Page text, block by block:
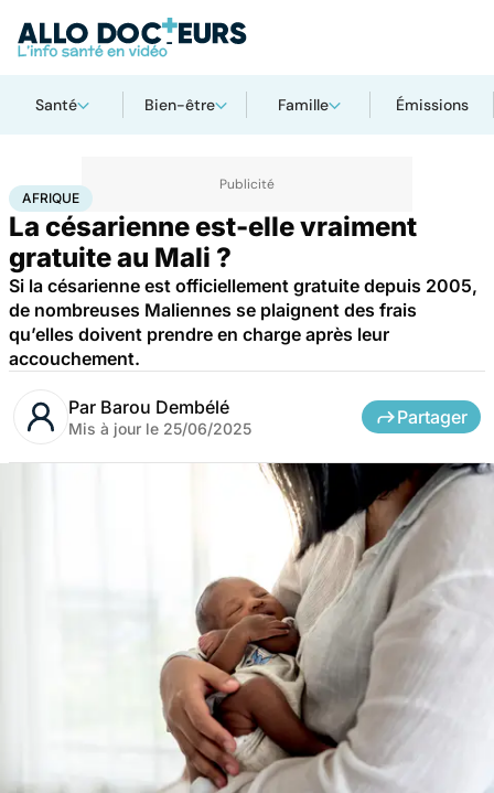
Santé Bien-être Famille Émissions
AccueilSanté
AFRIQUE
La césarienne est-elle vraiment
gratuite au Mali ?
Si la césarienne est officiellement gratuite depuis 2005,
de nombreuses Maliennes se plaignent des frais
qu’elles doivent prendre en charge après leur
accouchement.
Par Barou Dembélé
Mis à jour le 25/06/2025
Partager